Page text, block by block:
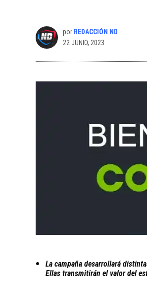
por REDACCIÓN ND
22 JUNIO, 2023
La campaña desarrollará
Ellas transmitirán el valor del